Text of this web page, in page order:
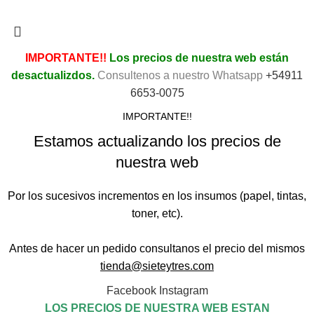
IMPORTANTE!! Los precios de nuestra web están
desactualizdos. Consultenos a nuestro Whatsapp +54911
6653-0075
IMPORTANTE!!
Estamos actualizando los precios de
nuestra web
Por los sucesivos incrementos en los insumos (papel, tintas,
toner, etc).
Antes de hacer un pedido consultanos el precio del mismos
tienda@sieteytres.com
Facebook Instagram
LOS PRECIOS DE NUESTRA WEB ESTAN